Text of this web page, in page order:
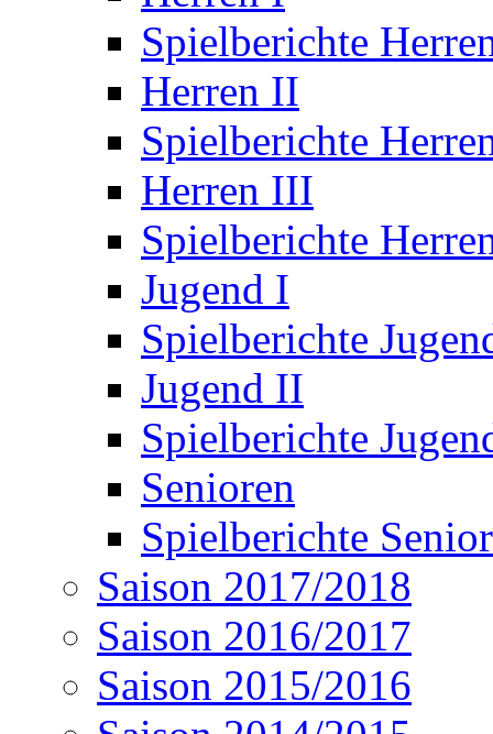
Spielberichte
Herren II
Spielberichte
Herren III
Spielberichte
Jugend I
Spielberichte
Jugend II
Spielberichte
Senioren
Spielberichte
Saison 2017/2018
Saison 2016/2017
Saison 2015/2016